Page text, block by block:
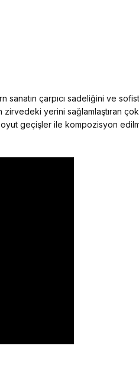
çarpıcı sadeliğini ve
yerini sağlamlaştıran
geçişler ile kompozisyon